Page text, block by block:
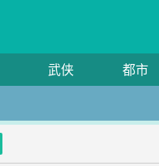
武侠 都市